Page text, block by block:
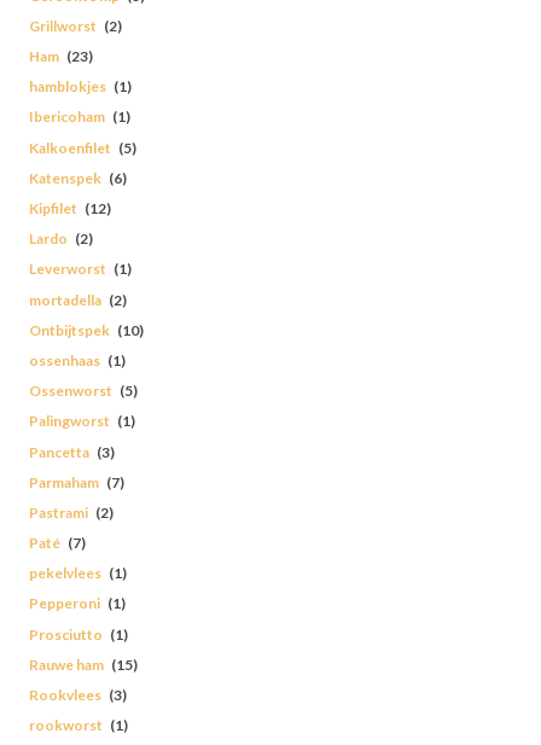
Grillworst (2)
Ham (23)
hamblokjes (1)
Ibericoham (1)
Kalkoenfilet (5)
Katenspek (6)
Kipfilet (12)
Lardo (2)
Leverworst (1)
mortadella (2)
Ontbijtspek (10)
ossenhaas (1)
Ossenworst (5)
Palingworst (1)
Pancetta (3)
Parmaham (7)
Pastrami (2)
Paté (7)
pekelvlees (1)
Pepperoni (1)
Prosciutto (1)
Rauwe ham (15)
Rookvlees (3)
rookworst (1)